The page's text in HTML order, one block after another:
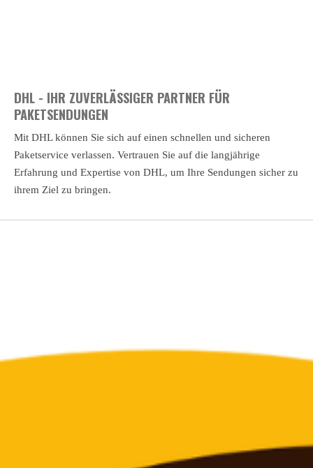
DHL - IHR ZUVERLÄSSIGER PARTNER FÜR
PAKETSENDUNGEN
Mit DHL können Sie sich auf einen schnellen und sicheren
Paketservice verlassen. Vertrauen Sie auf die langjährige
Erfahrung und Expertise von DHL, um Ihre Sendungen sicher zu
ihrem Ziel zu bringen.